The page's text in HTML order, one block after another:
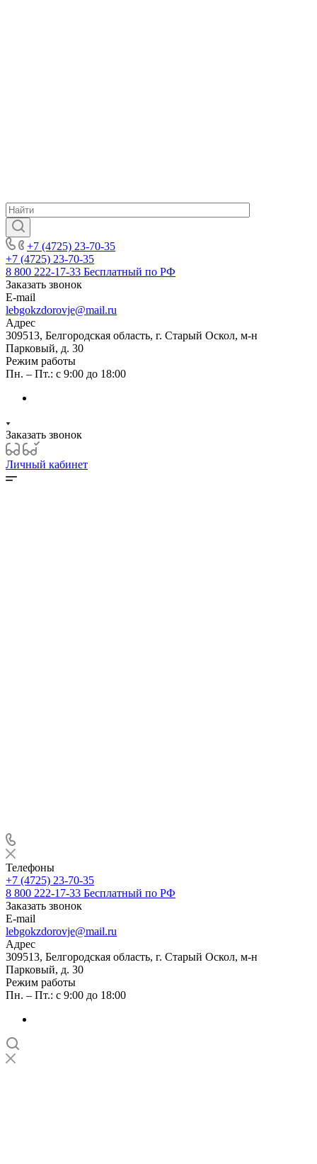
+7 (4725) 23-70-35
+7 (4725) 23-70-35
8 800 222-17-33 Бесплатный по РФ
Заказать звонок
E-mail
lebgokzdorovje@mail.ru
Адрес
309513, Белгородская область, г. Старый Оскол, м-н
Парковый, д. 30
Режим работы
Пн. – Пт.: с 9:00 до 18:00
Заказать звонок
Личный кабинет
Телефоны
+7 (4725) 23-70-35
8 800 222-17-33 Бесплатный по РФ
Заказать звонок
E-mail
lebgokzdorovje@mail.ru
Адрес
309513, Белгородская область, г. Старый Оскол, м-н
Парковый, д. 30
Режим работы
Пн. – Пт.: с 9:00 до 18:00